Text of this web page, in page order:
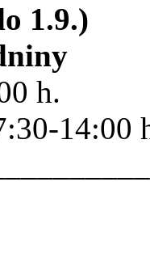
1.9.)
h.
14:00